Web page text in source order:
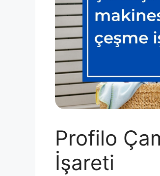
Profilo
İşareti